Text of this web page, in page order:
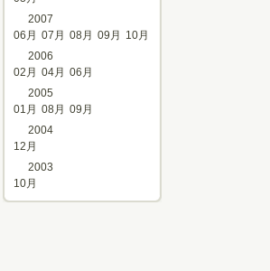
2007
06月 07月 08月 09月
10月
2006
02月 04月 06月
2005
01月 08月 09月
2004
12月
2003
10月